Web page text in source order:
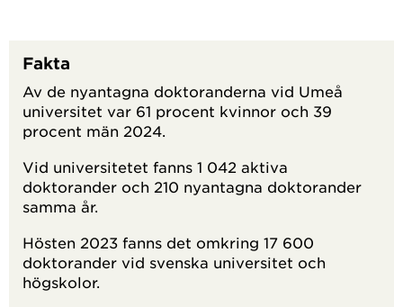
Fakta
Av de nyantagna doktoranderna vid Umeå
universitet var 61 procent kvinnor och 39
procent män 2024.
Vid universitetet fanns 1 042 aktiva
doktorander och 210 nyantagna doktorander
samma år.
Hösten 2023 fanns det omkring 17 600
doktorander vid svenska universitet och
högskolor.